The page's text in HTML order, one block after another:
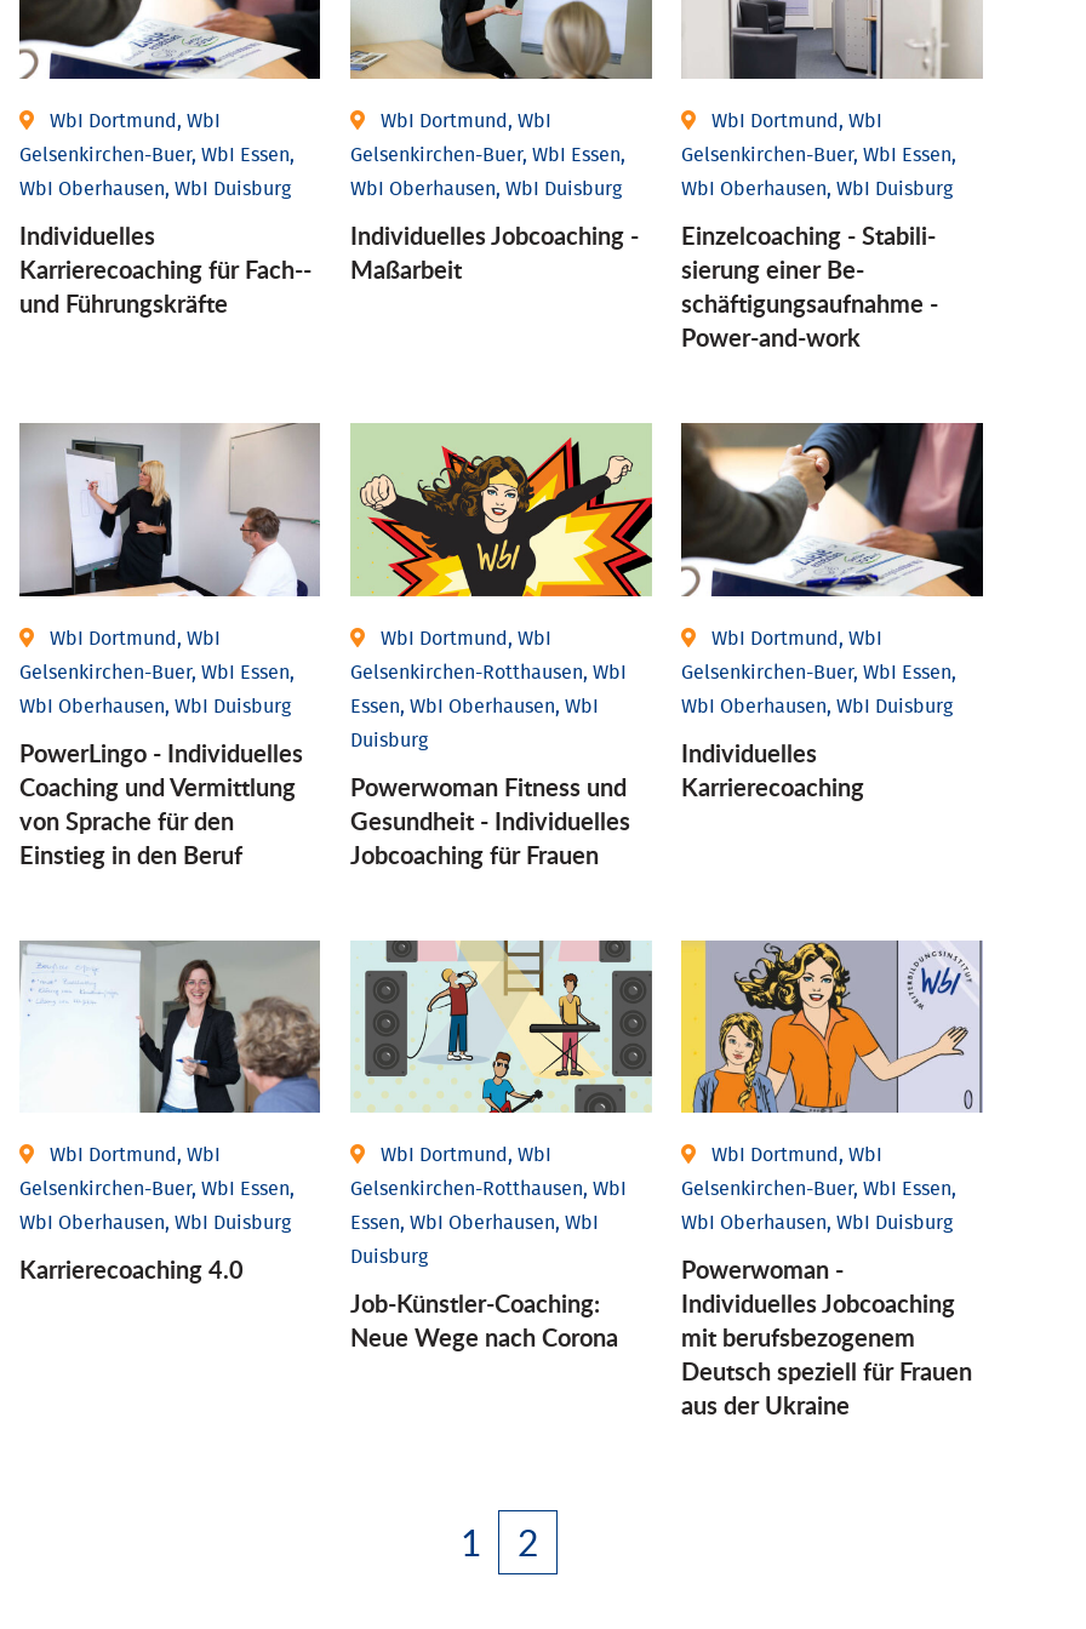
WbI Dortmund, WbI
Gelsenkirchen-Buer, WbI Essen,
WbI Oberhausen, WbI Duisburg
Individu­elles
Karrierecoaching für Fach-­
und Führungs­kräfte
WbI Dortmund, WbI
Gelsenkirchen-Buer, WbI Essen,
WbI Oberhausen, WbI Duisburg
Individu­elles Job­coaching -
Maßarbeit
WbI Dortmund, WbI
Gelsenkirchen-Buer, WbI Essen,
WbI Oberhausen, WbI Duisburg
Einzel­coaching - Stabili­
sierung einer Be­
schäftigungs­aufnahme -
Power-and-work
WbI Dortmund, WbI
Gelsenkirchen-Buer, WbI Essen,
WbI Oberhausen, WbI Duisburg
PowerLingo - Individuelles
Coaching und Vermittlung
von Sprache für den
Einstieg in den Beruf
WbI Dortmund, WbI
Gelsenkirchen-Rotthausen, WbI
Essen, WbI Oberhausen, WbI
Duisburg
Powerwoman Fitness und
Gesund­heit - Individu­elles
Job­coaching für Frauen
WbI Dortmund, WbI
Gelsenkirchen-Buer, WbI Essen,
WbI Oberhausen, WbI Duisburg
Individu­elles
Karrierecoaching
WbI Dortmund, WbI
Gelsenkirchen-Buer, WbI Essen,
WbI Oberhausen, WbI Duisburg
Karriere­coaching 4.0
WbI Dortmund, WbI
Gelsenkirchen-Rotthausen, WbI
Essen, WbI Oberhausen, WbI
Duisburg
Job-Künstler-Coaching:
Neue Wege nach Corona
WbI Dortmund, WbI
Gelsenkirchen-Buer, WbI Essen,
WbI Oberhausen, WbI Duisburg
Powerwoman -
Individuelles Jobcoaching
mit berufsbezogenem
Deutsch speziell für Frauen
aus der Ukraine
1 2